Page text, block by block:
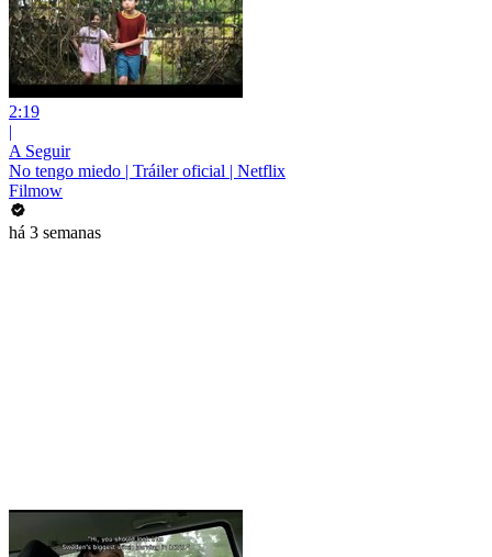
2:19
|
A Seguir
No tengo miedo | Tráiler oficial | Netflix
Filmow
há 3 semanas